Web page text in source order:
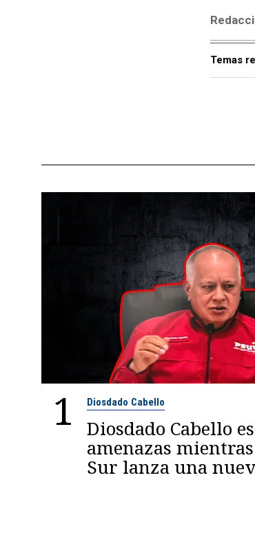
Temas
1 Diosdado Cabello
Diosdado Cabello
amenazas
Sur lanza una